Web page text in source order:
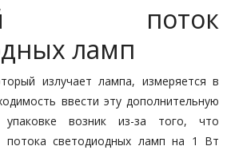
поток
ламп
излучает лампа, измеряется в
ввести эту дополнительную
упаковке возник из-за того, что
потока светодиодных ламп на 1 Вт